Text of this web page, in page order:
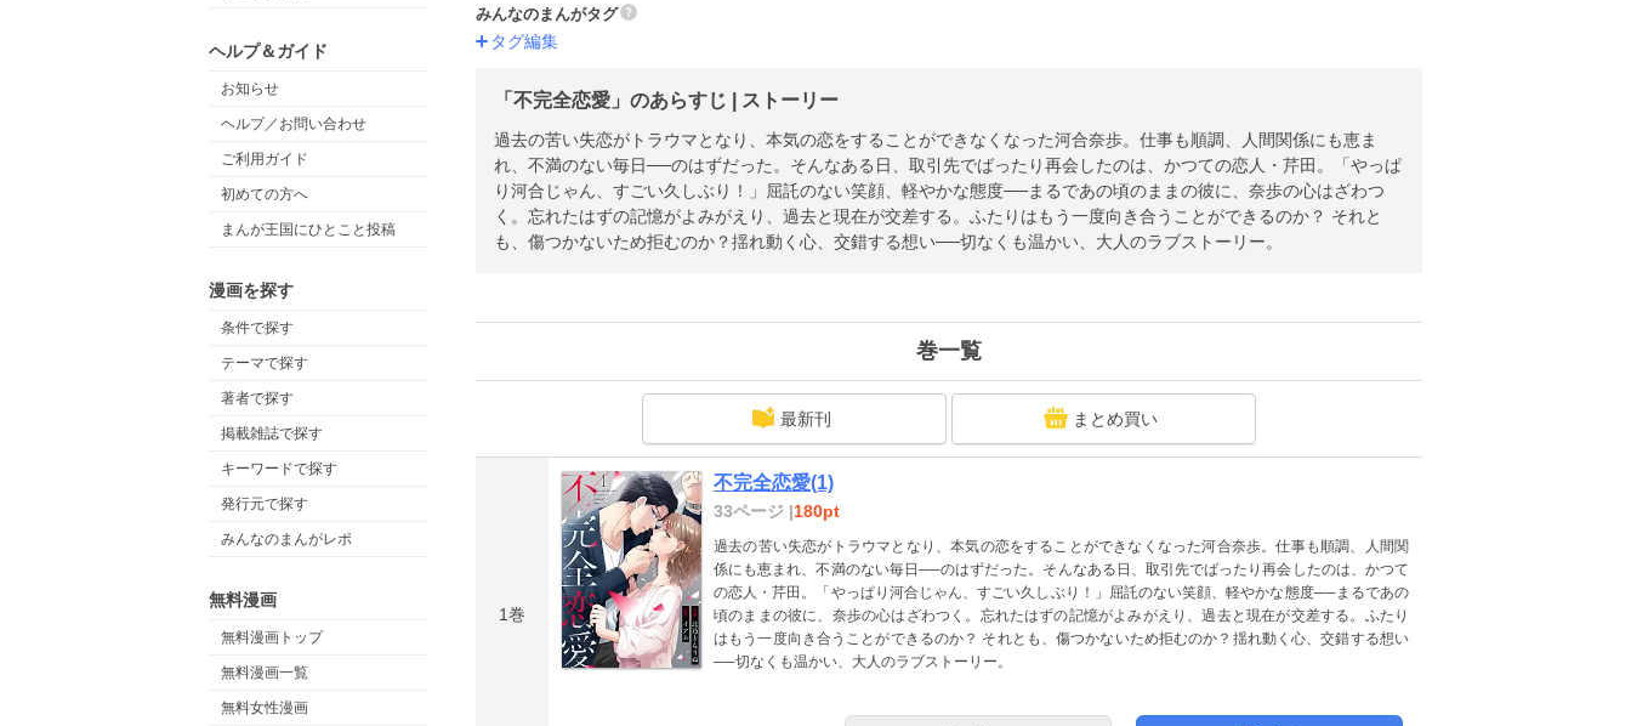
ヘルプ＆ガイド
お知らせ
ヘルプ／お問い合わせ
ご利用ガイド
初めての方へ
まんが王国にひとこと投稿
漫画を探す
条件で探す
テーマで探す
著者で探す
掲載雑誌で探す
キーワードで探す
発行元で探す
みんなのまんがレポ
無料漫画
無料漫画トップ
無料漫画一覧
無料女性漫画
みんなのまんがタグ
タグ編集
「不完全恋愛」のあらすじ | ストーリー
過去の苦い失恋がトラウマとなり、本気の恋をすることができなくなった河合奈歩。仕事も順調、人間関係にも恵ま
れ、不満のない毎日──のはずだった。そんなある日、取引先でばったり再会したのは、かつての恋人・芹田。「やっぱ
り河合じゃん、すごい久しぶり！」屈託のない笑顔、軽やかな態度──まるであの頃のままの彼に、奈歩の心はざわつ
く。忘れたはずの記憶がよみがえり、過去と現在が交差する。ふたりはもう一度向き合うことができるのか？ それと
も、傷つかないため拒むのか？揺れ動く心、交錯する想い──切なくも温かい、大人のラブストーリー。
巻一覧
最新刊 まとめ買い
1巻
不完全恋愛(1)
33ページ |180pt
過去の苦い失恋がトラウマとなり、本気の恋をすることができなくなった河合奈歩。仕事も順調、人間関
係にも恵まれ、不満のない毎日──のはずだった。そんなある日、取引先でばったり再会したのは、かつて
の恋人・芹田。「やっぱり河合じゃん、すごい久しぶり！」屈託のない笑顔、軽やかな態度──まるであの
頃のままの彼に、奈歩の心はざわつく。忘れたはずの記憶がよみがえり、過去と現在が交差する。ふたり
はもう一度向き合うことができるのか？ それとも、傷つかないため拒むのか？揺れ動く心、交錯する想い
──切なくも温かい、大人のラブストーリー。